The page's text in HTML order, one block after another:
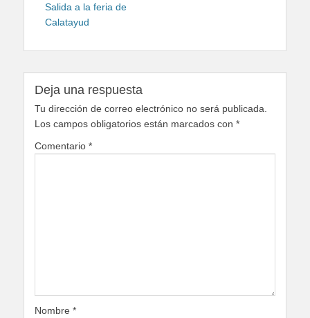
de
entradas
post:
Salida a la feria de
Calatayud
Deja una respuesta
Tu dirección de correo electrónico no será publicada.
Los campos obligatorios están marcados con *
Comentario *
Nombre *